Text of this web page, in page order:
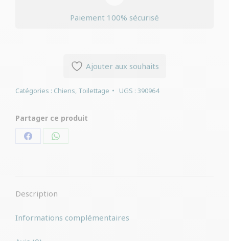
Paiement 100% sécurisé
Ajouter aux souhaits
Catégories : Chiens, Toilettage UGS : 390964
Partager ce produit
PartagerPartager
Description
Informations complémentaires